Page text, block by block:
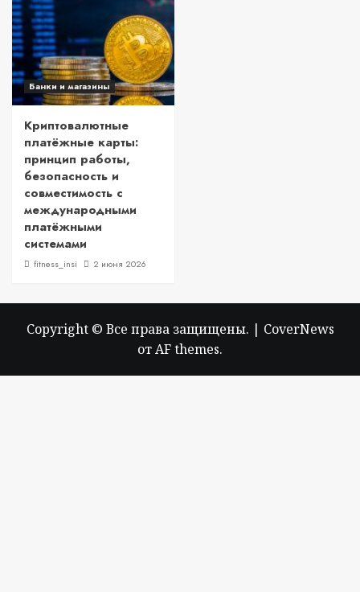
Банки и магазины
Криптовалютные
платёжные карты:
принцип работы,
безопасность и
совместимость с
международными
платёжными
системами
fitness_insi 2 июня 2026
Copyright © Все права защищены. | CoverNews
от AF themes.